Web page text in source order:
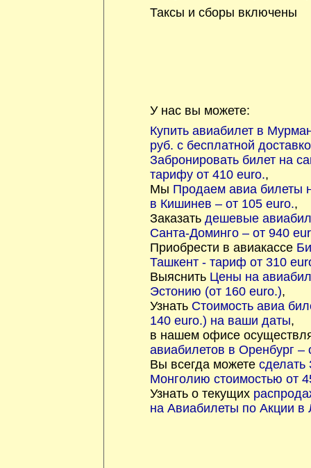
Таксы и сборы включены
У нас вы можете:
Купить авиабилет в
руб. с бесплатной
Забронировать билет на
тарифу от 410 euro.,
Мы Продаем авиа билеты
в Кишинев – от 105 euro.,
Заказать дешевые
Санта-Доминго – от 940
Приобрести в авиакассе
Ташкент - тариф от 310
Выяснить Цены на
Эстонию (от 160 euro.),
Узнать Стоимость авиа
140 euro.) на ваши даты,
в нашем офисе
авиабилетов в Оренбург –
Вы всегда можете сделать
Монголию стоимостью от
Узнать о текущих
на Авиабилеты по Акции в